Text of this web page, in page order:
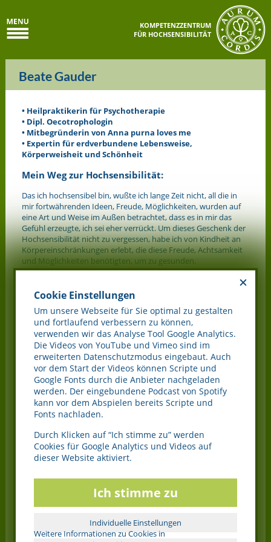
KOMPETENZZENTRUM
FÜR HOCHSENSIBILITÄT
Beate Gauder
• Heilpraktikerin für Psychotherapie
• Dipl. Oecotrophologin
• Mitbegründerin von Anna purna loves me
• Expertin für erdverbundene Lebensweise,
Körperweisheit und Schönheit
Mein Weg zur Hochsensibilität:
Das ich hochsensibel bin, wußte ich lange Zeit nicht, all die in
mir fortwährenden Ideen, Freude, Möglichkeiten, wurden auf
eine Art und Weise im Außen betrachtet, dass es in mir das
Gefühl erzeugte, ich sei eher verrückt. Um dieses Geschenk der
Hochsensibilität nicht zu vergessen, habe ich von Kindheit an
Körpereinschränkungen erlebt, die diese Freude, Achtsamkeit
und Möglichkeiten benötigten, um zu gesunden.
Im Laufe meines Lebens und durch wunderbare Unterstützung
unterschiedlichster Richtungen, habe ich heute einen
lebendigen, gesunden Körper, aus dem ich die Schätze von
damals hinausfließen lassen kann.
Wie tue ich das? Wie sieht das aus? Und welche
Tätigkeit übe ich aus?
Vor allem das tägliche Praktizieren, was ich damals zum Gesund
werden benötigte und auch heute noch ausübe (z.B. das
Energie ziehen aus Mutter Erde) hat mich zu unendlicher Liebe
Mutter Gaia’s gebracht. Eine tiefe Verbundenheit und Vertrauen
und so große Dankbarkeit für ihre Früchte. Ihre Farben,
Formen, Schönheit und ihr kommunizieren mit unseren Zellen
ist mir tief vertraut.
Dieses Wissen zu vermitteln und anderen Menschen dieses
Geschenk nahe zu bringen, ist meine Expertise und meine tiefe
Web:https://beategauder.de
beate.gauder@gmx.de
Cookie Einstellungen
Um unsere Webseite für Sie optimal zu gestalten
und fortlaufend verbessern zu können,
verwenden wir das Analyse Tool Google Analytics.
Die Videos von YouTube und Vimeo sind im
erweiterten Datenschutzmodus eingebaut. Auch
vor dem Start der Videos können Scripte und
Google Fonts durch die Anbieter nachgeladen
werden. Der eingebundene Podcast von Spotify
kann vor dem Abspielen bereits Scripte und
Fonts nachladen.
Durch Klicken auf “Ich stimme zu” werden
Cookies für Google Analytics und Videos auf
dieser Website aktiviert.
Ich stimme zu
Individuelle Einstellungen
Weitere Informationen zu Cookies in